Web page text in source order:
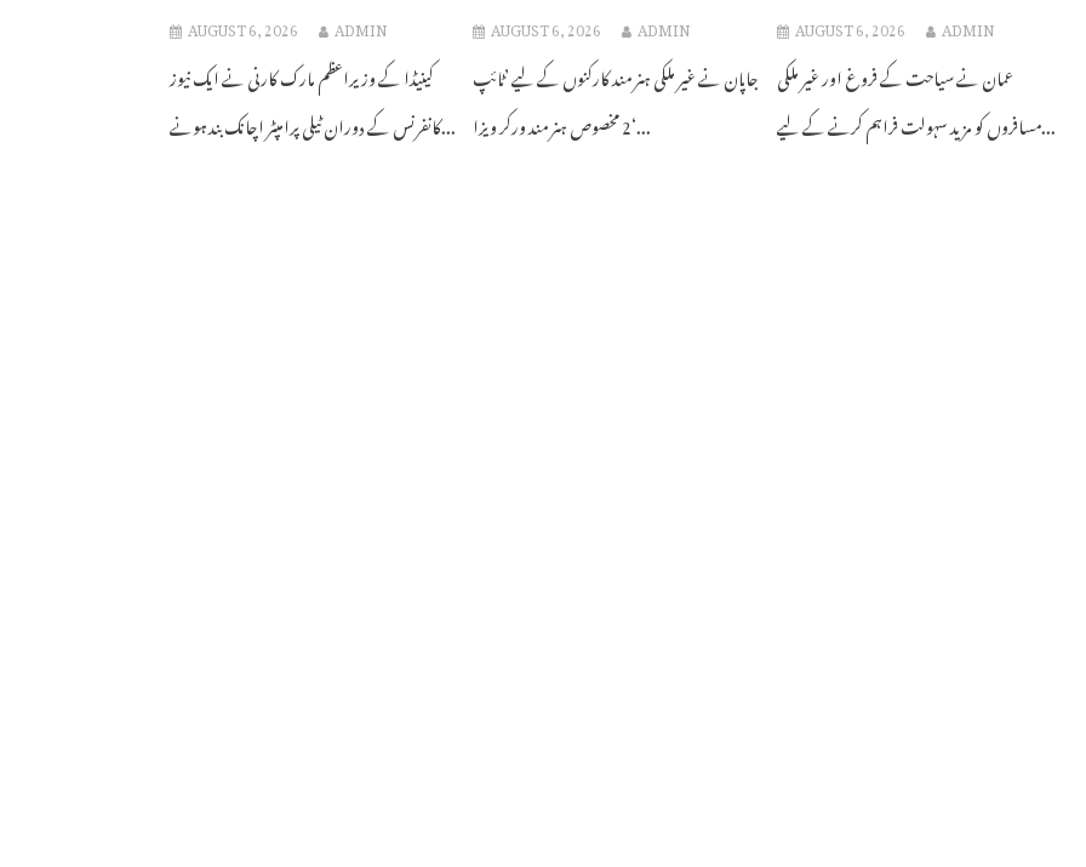
AUGUST 6, 2026 ADMIN
کینیڈا کے وزیراعظم مارک کارنی نے ایک نیوز
کانفرنس کے دوران ٹیلی پرامپٹر اچانک بند ہونے...
AUGUST 6, 2026 ADMIN
جاپان نے غیر ملکی ہنر مند کارکنوں کے لیے ’ٹائپ
2 مخصوص ہنر مند ورکر ویزا‘...
AUGUST 6, 2026 ADMIN
عمان نے سیاحت کے فروغ اور غیر ملکی
مسافروں کو مزید سہولت فراہم کرنے کے لیے...